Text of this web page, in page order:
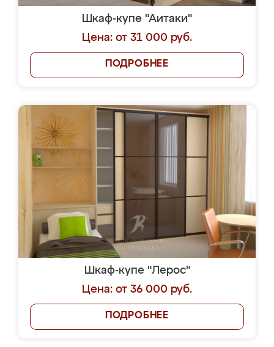
Шкаф-купе "Аитаки"
Цена: от 31 000 руб.
ПОДРОБНЕЕ
Шкаф-купе "Лерос"
Цена: от 36 000 руб.
ПОДРОБНЕЕ